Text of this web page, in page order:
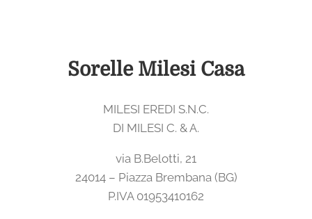
Sorelle Milesi Casa
MILESI EREDI S.N.C.
DI MILESI C. & A.
via B.Belotti, 21
24014 – Piazza Brembana (BG)
P.IVA 01953410162